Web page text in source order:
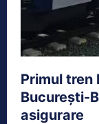
Primul tren
București-
asigurare